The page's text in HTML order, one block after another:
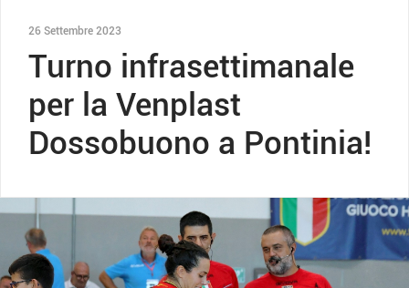
26 Settembre 2023
Turno infrasettimanale
per la Venplast
Dossobuono a Pontinia!